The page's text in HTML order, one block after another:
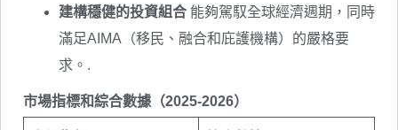
建構穩健的投資組合 能夠駕馭全球經濟週期，同時
滿足AIMA（移民、融合和庇護機構）的嚴格要
求。.
市場指標和綜合數據（2025-2026）